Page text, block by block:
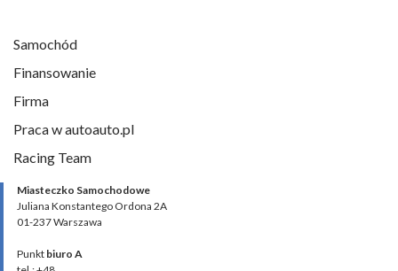
Samochód
Finansowanie
Firma
Praca w autoauto.pl
Racing Team
Miasteczko Samochodowe
Juliana Konstantego Ordona 2A
01-237 Warszawa
Punkt biuro A